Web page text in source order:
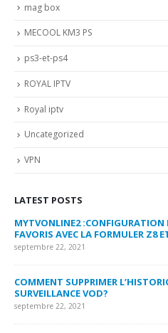
mag box
MECOOL KM3 PS
ps3-et-ps4
ROYAL IPTV
Royal iptv
Uncategorized
VPN
LATEST POSTS
MYTVONLINE2 :CONFIGURATION
FAVORIS AVEC LA FORMULER Z8
septembre 22, 2021
COMMENT SUPPRIMER
SURVEILLANCE VOD?
septembre 22, 2021